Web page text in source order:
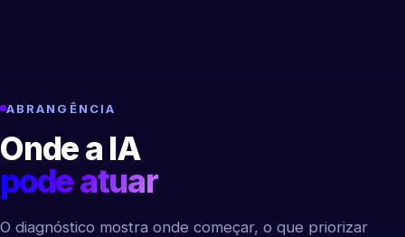
ABRANGÊNCIA
Onde a IA
pode atuar
O diagnóstico mostra onde começar, o que priorizar